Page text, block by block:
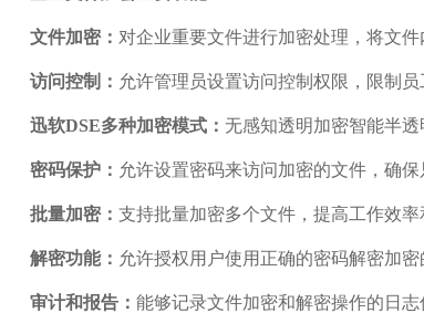
文件加密： 对企业重要文件进行加密处理，将文
访问控制： 允许管理员设置访问控制权限，限制
迅软DSE多种加密模式： 无感知透明加密智能半透
密码保护： 允许设置密码来访问加密的文件，确
批量加密： 支持批量加密多个文件，提高工作效率
解密功能： 允许授权用户使用正确的密码解密加
审计和报告： 能够记录文件加密和解密操作的日